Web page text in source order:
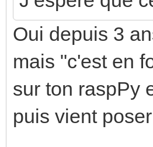
Oui depuis 3
mais "c'est en
sur ton raspPy
puis vient